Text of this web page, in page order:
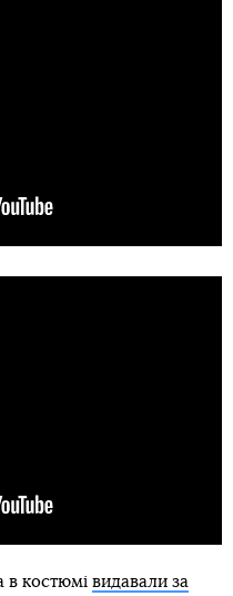
в костюмі видавали за